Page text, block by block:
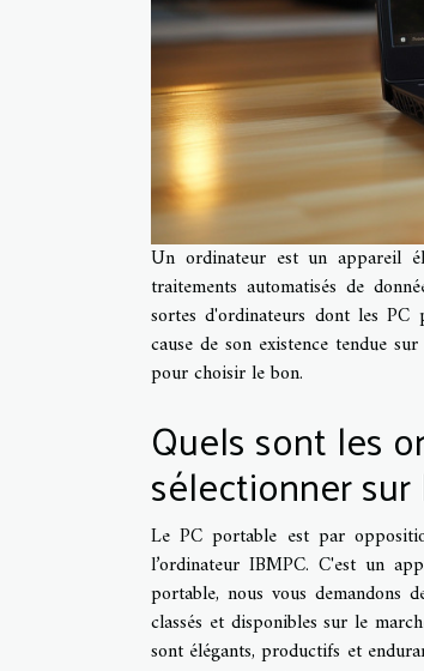
Un ordinateur est un appareil
traitements automatisés de
sortes d'ordinateurs dont les PC
cause de son existence tendue
pour choisir le bon.
Quels sont les
sélectionner
Le PC portable est par
l’ordinateur IBMPC. C'est un
portable, nous vous demandons
classés et disponibles sur le
sont élégants, productifs et